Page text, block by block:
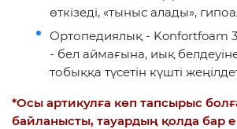
өткізеді, «тыныс алады»,
Ортопедиялық - Konfortfoam 3D
- бел аймағына, иық
тобыққа түсетін күшті
*Осы артикулға көп тапсырыс
байланысты, тауардың қолда бар